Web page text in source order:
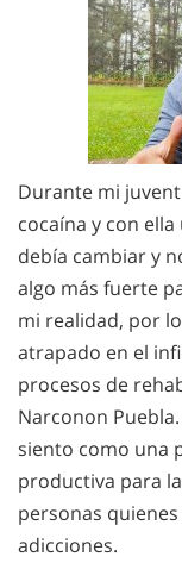
Durante mi
cocaína y con
debía cambiar y
algo más fuerte
mi realidad, por
atrapado en el
procesos de
Narconon
siento como una
productiva para
personas
adicciones.